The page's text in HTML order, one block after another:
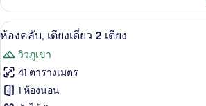
เตียง
เกี่ยว
กับ
ห้อง
เตียง
คิง
ไซส์
เปิด
ภาพถ่าย
ทั้งหมด
ของ
1 ห้องนอน,
7
ห้องคลับ, เตียงเดี่ยว 2 เตียง
วิวภูเขา
41 ตารางเมตร
1 ห้องนอน